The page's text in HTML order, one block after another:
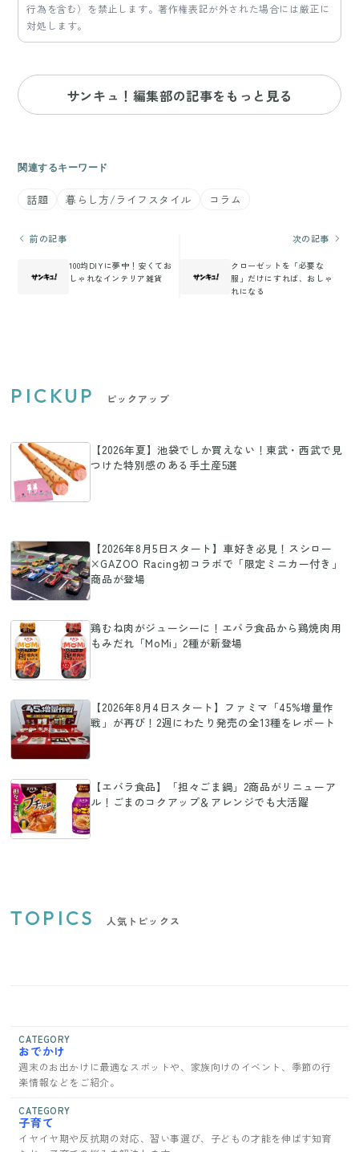
行為を含む）を禁止します。著作権表記が外された場合には厳正に
対処します。
サンキュ！編集部の記事をもっと見る
関連するキーワード
話題 暮らし方/ライフスタイル コラム
前の記事
100均DIYに夢中！安くてお
しゃれなインテリア雑貨
次の記事
クローゼットを「必要な
服」だけにすれば、おしゃ
れになる
PICKUP ピックアップ
【2026年夏】池袋でしか買えない！東武・西武で見
つけた特別感のある手土産5選
【2026年8月5日スタート】車好き必見！スシロー
×GAZOO Racing初コラボで「限定ミニカー付き」
商品が登場
鶏むね肉がジューシーに！エバラ食品から鶏焼肉用
もみだれ「MoMi」2種が新登場
【2026年8月4日スタート】ファミマ「45%増量作
戦」が再び！2週にわたり発売の全13種をレポート
【エバラ食品】「担々ごま鍋」2商品がリニューア
ル！ごまのコクアップ＆アレンジでも大活躍
TOPICS 人気トピックス
CATEGORY
おでかけ
週末のお出かけに最適なスポットや、家族向けのイベント、季節の行
楽情報などをご紹介。
CATEGORY
子育て
イヤイヤ期や反抗期の対応、習い事選び、子どもの才能を伸ばす知育